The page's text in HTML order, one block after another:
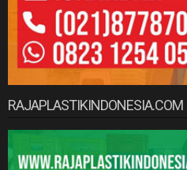
RAJAPLASTIKINDONESIA.COM